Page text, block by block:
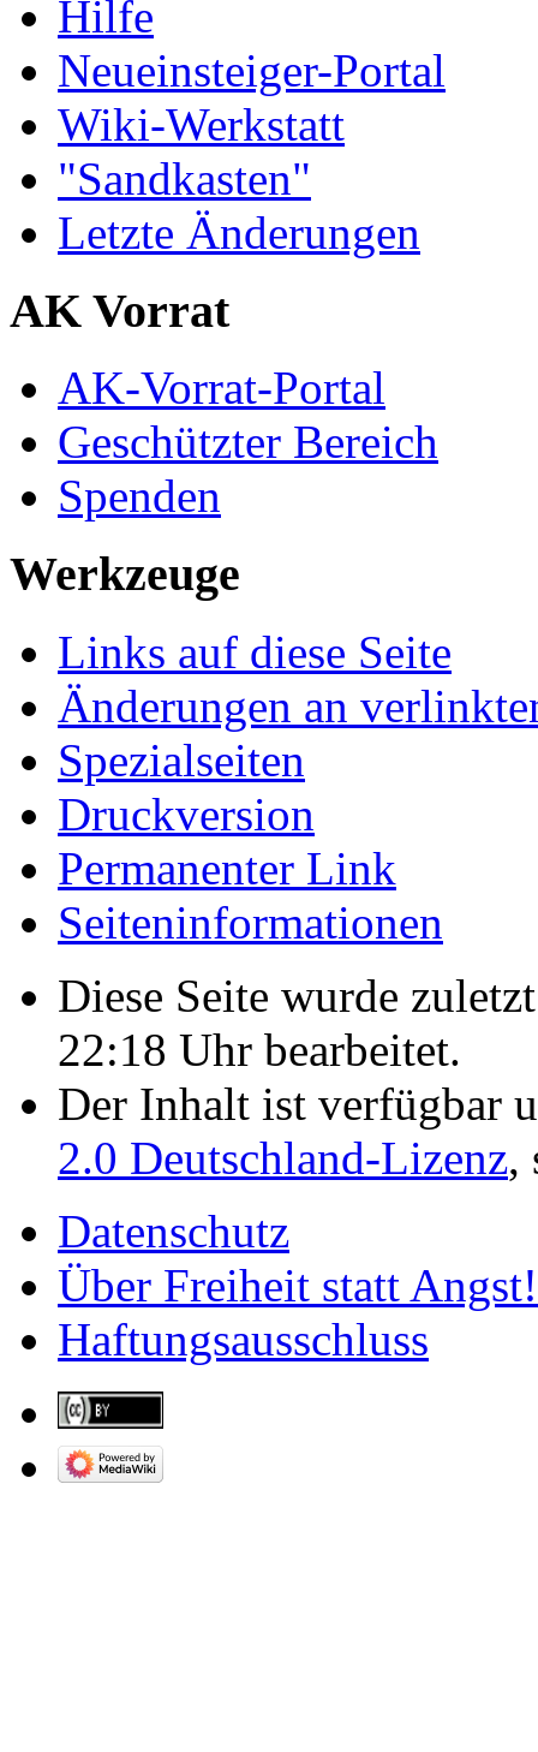
Hilfe
Neueinsteiger-Portal
Wiki-Werkstatt
"Sandkasten"
Letzte Änderungen
AK Vorrat
AK-Vorrat-Portal
Geschützter Bereich
Spenden
Werkzeuge
Links auf diese Seite
Änderungen an
Spezialseiten
Druckversion
Permanenter Link
Seiten­­informationen
Diese Seite wurde
22:18 Uhr bearbeitet.
Der Inhalt ist verfügbar
2.0 Deutschland-Lizenz,
Datenschutz
Über Freiheit statt Angst!
Haftungsausschluss